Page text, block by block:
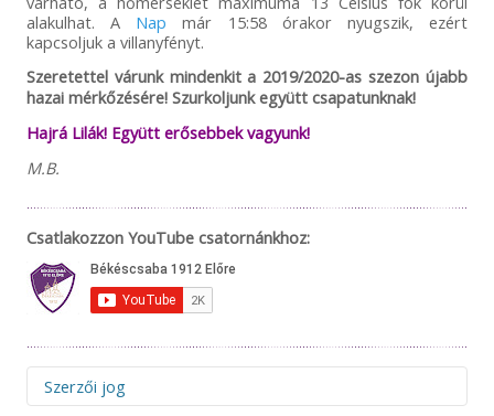
alakulhat. A Nap már 15:58 órakor nyugszik, ezért
kapcsoljuk a villanyfényt.
Szeretettel várunk mindenkit a 2019/2020-as szezon újabb
hazai mérkőzésére! Szurkoljunk együtt csapatunknak!
Hajrá Lilák! Együtt erősebbek vagyunk!
M.B.
Csatlakozzon YouTube csatornánkhoz:
Szerzői jog